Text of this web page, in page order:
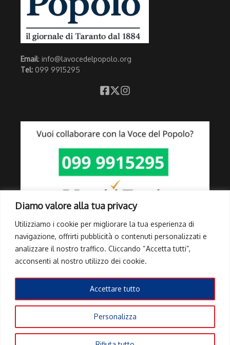
Diamo valore alla tua privacy
Utilizziamo i cookie per migliorare la tua esperienza di
navigazione, offrirti pubblicità o contenuti personalizzati e
analizzare il nostro traffico. Cliccando “Accetta tutti”,
acconsenti al nostro utilizzo dei cookie.
Personalizza
Accettare tutto
Email: info@lavocedelpopolo.org
Tel: 099 9915295
Link Utili
Info Pubblicità elettorale
Copyright © 2026 Tutti i diritti riservati | Powered by